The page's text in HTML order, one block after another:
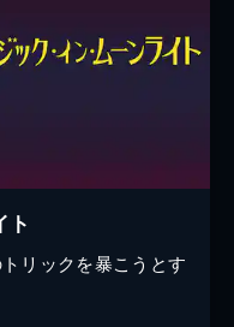
ト
リックを暴こうとす